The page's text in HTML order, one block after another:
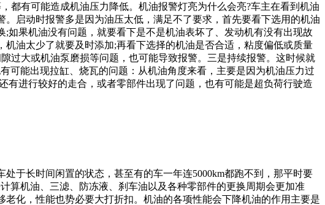
都有可能造成机油压力降低。机油报警灯亮为什么会亮?车主在看到机油
启动时报警多是因为油压太低，满足不了要求，首先要看下选用的机油
果机油没有问题，就要看下是不是机油表坏了、发动机有没有出现故
油太少了就要及时添加;再看下选择的机油是否合适，粘度偏低或质量
过大或机油泵磨损等问题，也可能导致报警。三是持续报警。这时候就
可能出现拉缸、烧瓦的问题：从机油角度来看，主要是因为机油压力过
进行较好的走合，或者零部件出现了问题，也有可能是超负荷行驶造
于长时间闲置的状态，甚至有的车一年连5000km都跑不到，那平时要
算机油、三滤、防冻液、刹车油以及各种零部件的更换周期会更加准
化，性能也势必要大打折扣。机油的各项性能会下降机油的作用主要是